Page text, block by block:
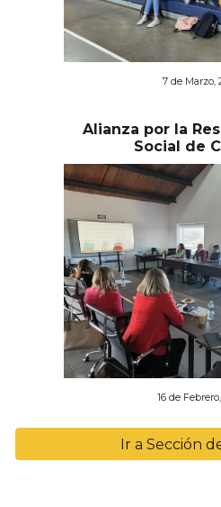
7de Marzo,
Alianza por la
Social de
16 de Febrero
Ir a Sección